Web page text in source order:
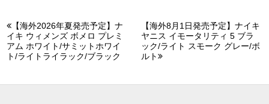
【海外2026年夏発売予定】ナ
イキ ウィメンズ ボメロ プレミ
アム ホワイト/サミットホワイ
ト/ライトライラック/ブラック
【海外8月1日発売予定】ナイキ
ヤニス イモータリティ 5 ブラ
ック/ライト スモーク グレー/ボ
ルト